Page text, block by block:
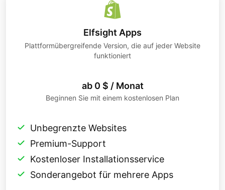
Elfsight Apps
Plattformübergreifende Version, die auf jeder Website
funktioniert
ab 0 $ / Monat
Beginnen Sie mit einem kostenlosen Plan
Unbegrenzte Websites
Premium-Support
Kostenloser Installationsservice
Sonderangebot für mehrere Apps